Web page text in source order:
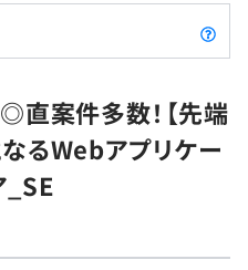
直案件多数！【先端
るWebアプリケー
_SE